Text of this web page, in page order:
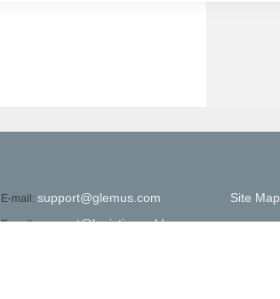
E-mail: support@glemus.com
E-mail:support@logisticsmoldova.com
Site Map